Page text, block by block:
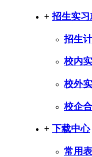
+ 招生实
招生
校内
校外实
校企
+ 下载中心
常用